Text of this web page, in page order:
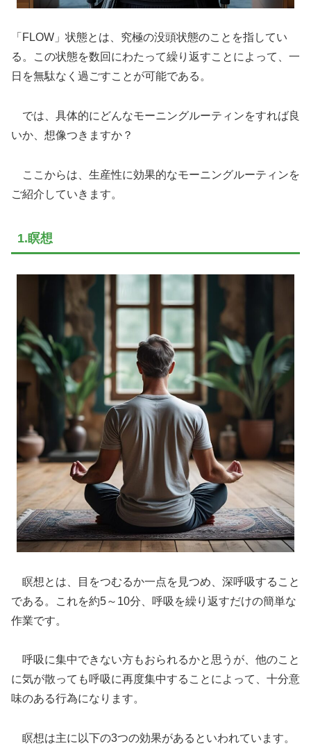
「FLOW」状態とは、究極の没頭状態のことを指してい
る。この状態を数回にわたって繰り返すことによって、一
日を無駄なく過ごすことが可能である。
では、具体的にどんなモーニングルーティンをすれば良
いか、想像つきますか？
ここからは、生産性に効果的なモーニングルーティンを
ご紹介していきます。
1.瞑想
瞑想とは、目をつむるか一点を見つめ、深呼吸すること
である。これを約5～10分、呼吸を繰り返すだけの簡単な
作業です。
呼吸に集中できない方もおられるかと思うが、他のこと
に気が散っても呼吸に再度集中することによって、十分意
味のある行為になります。
瞑想は主に以下の3つの効果があるといわれています。